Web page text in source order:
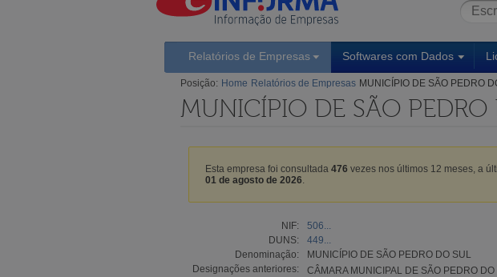
Relatórios de Empresas Softwares com Dados
Posição: Home Relatórios de Empresas MUNICÍPIO DE SÃO PEDRO
MUNICÍPIO DE SÃO PEDRO
Esta empresa foi consultada 476 vezes nos últimos 12 meses, a
01 de agosto de 2026
NIF:
506...
DUNS:
449...
Denominação:
MUNICÍPIO DE SÃO PEDRO DO SUL
Designações anteriores:
CÂMARA MUNICIPAL DE SÃO PEDRO DO